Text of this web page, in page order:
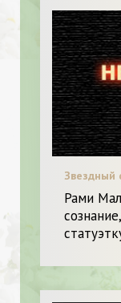
Звездный
Рами